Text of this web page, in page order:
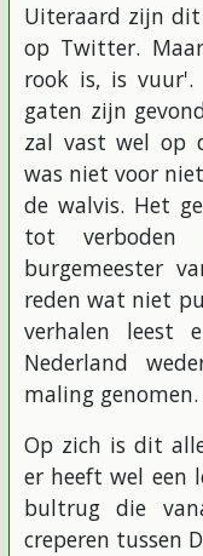
Uiteraard zijn dit
op Twitter.
rook is, is vuur'.
gaten zijn
zal vast wel op
was niet voor
de walvis. Het
tot verboden
burgemeester
reden wat niet
verhalen
Nederland
maling genomen.
Op zich is dit
er heeft wel een
bultrug die
creperen tussen